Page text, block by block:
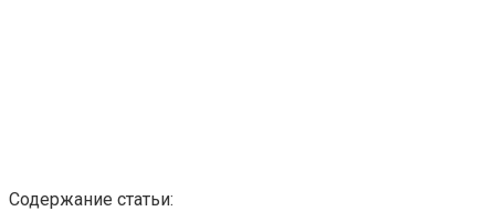
Содержание статьи: